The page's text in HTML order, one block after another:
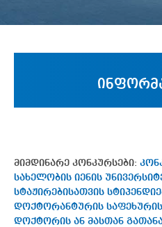
მიმდინარე კონკურსები:
სახელობის იენის
სტაჟირებისათვის
დოქტორანტურის
დოქტორის ან მასთან